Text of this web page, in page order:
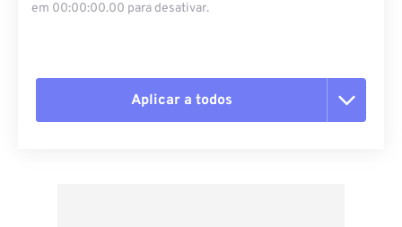
em 00:00:00.00 para desativar.
Aplicar a todos